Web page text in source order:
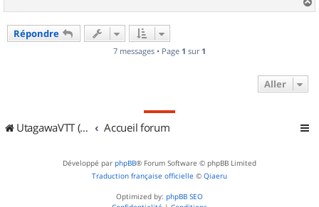
e
a
Répondre
7 messages • Page 1 sur 1
Aller
UtagawaVTT (Randos VTT et VTTAE avec traces GPS) Accueil forum
Développé par phpBB® Forum Software © phpBB Limited
Traduction française officielle © Qiaeru
Optimized by: phpBB SEO